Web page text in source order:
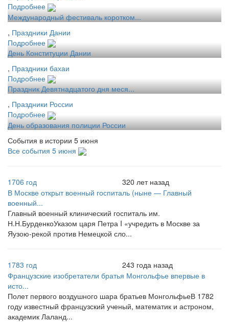
Подробнее
Международный фестиваль коротком...
, Праздники Дании
Подробнее
День Конституции Дании
, Праздники бахаи
Подробнее
Праздник Девятнадцатого дня меся...
, Праздники России
Подробнее
День образования полиции России
События в истории 5 июня
Все события 5 июня
1706 год
320 лет назад
В Москве открыт военный госпиталь (ныне — Главный
военный...
Главный военный клинический госпиталь им.
Н.Н.БурденкоУказом царя Петра I «учредить в Москве за
Яузою-рекой против Немецкой сло...
1783 год
243 года назад
Французские изобретатели братья Монгольфье впервые в
исто...
Полет первого воздушного шара братьев МонгольфьеВ 1782
году известный французский ученый, математик и астроном,
академик Лаланд...